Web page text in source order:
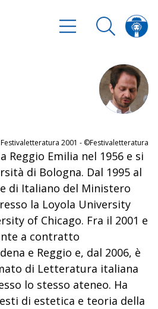
2001 - ©Festivaletteratura
Reggio Emilia nel 1956 e si
di Bologna. Dal 1995 al
di Italiano del Ministero
la Loyola University
of Chicago. Fra il 2001 e
a contratto
e Reggio e, dal 2006, è
di Letteratura italiana
lo stesso ateneo. Ha
di estetica e teoria della